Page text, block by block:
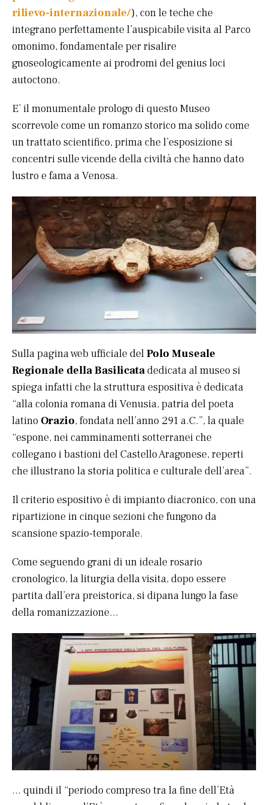
rilievo-internazionale/), con le teche che
integrano perfettamente l’auspicabile visita al Parco
omonimo, fondamentale per risalire
gnoseologicamente ai prodromi del genius loci
autoctono.
E’ il monumentale prologo di questo Museo
scorrevole come un romanzo storico ma solido come
un trattato scientifico, prima che l’esposizione si
concentri sulle vicende della civiltà che hanno dato
lustro e fama a Venosa.
Sulla pagina web ufficiale delPolo Museale
Regionale della Basilicatadedicata al museo si
spiega infatti che la struttura espositiva è dedicata
“alla colonia romana di Venusia, patria del poeta
latino Orazio, fondata nell’anno 291 a.C.”, la quale
“espone, nei camminamenti sotterranei che
collegano i bastioni del Castello Aragonese, reperti
che illustrano la storia politica e culturale dell’area”.
Il criterio espositivo è di impianto diacronico, con una
ripartizione in cinque sezioni che fungono da
scansione spazio-temporale.
Come seguendo grani di un ideale rosario
cronologico, la liturgia della visita, dopo essere
partita dall’era preistorica, si dipana lungo la fase
della romanizzazione…
… quindi il “periodo compreso tra la fine dell’Età